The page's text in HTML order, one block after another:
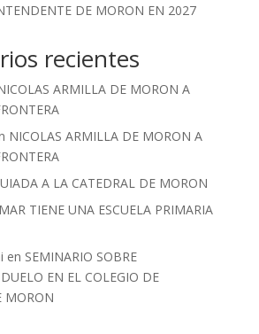
DE MORON EN 2027
recientes
ARMILLA DE MORON A
NICOLAS ARMILLA DE MORON A
A LA CATEDRAL DE MORON
TIENE UNA ESCUELA PRIMARIA
en SEMINARIO SOBRE
EN EL COLEGIO DE
MORON